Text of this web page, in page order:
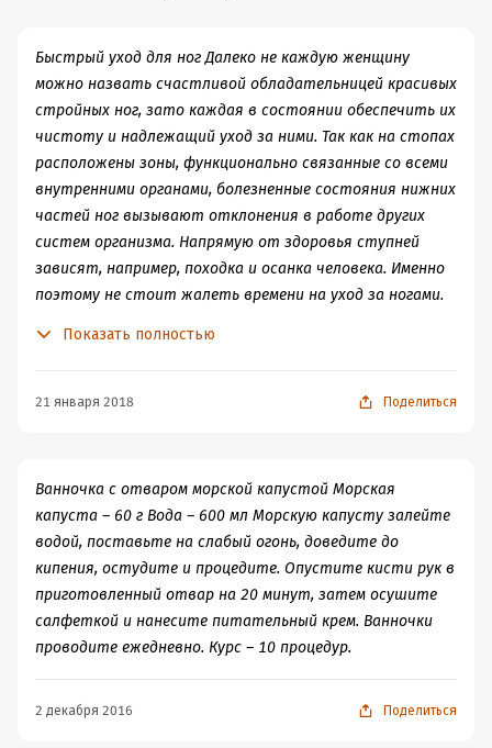
Быстрый уход для ног Далеко не каждую женщину
можно назвать счастливой обладательницей красивых
стройных ног, зато каждая в состоянии обеспечить их
чистоту и надлежащий уход за ними. Так как на стопах
расположены зоны, функционально связанные со всеми
внутренними органами, болезненные состояния нижних
частей ног вызывают отклонения в работе других
систем организма. Напрямую от здоровья ступней
зависят, например, походка и осанка человека. Именно
поэтому не стоит жалеть времени на уход за ногами.
отличаются друг от друга. Первая по строению и
покровом ладоней. Кожа подошв лишена волос и
сальных желез, но содержит множество потовых
протоков, которые могут выделять в сутки до 100 мл
жидкости. Кожу верхней части ступни требуется
лишь время от времени подпитывать витаминным
кремом, а коже подошв необходимы систематический
процедуры, направленные на отшелушивание,
дезодоранты для ухода за ногами. Данные средства
Показать полностью
21 января 2018 Поделиться
Ванночка с отваром морской капустой Морская
капуста – 60 г Вода – 600 мл Морскую капусту залейте
водой, поставьте на слабый огонь, доведите до
кипения, остудите и процедите. Опустите кисти рук в
приготовленный отвар на 20 минут, затем осушите
салфеткой и нанесите питательный крем. Ванночки
проводите ежедневно. Курс – 10 процедур.
2 декабря 2016 Поделиться